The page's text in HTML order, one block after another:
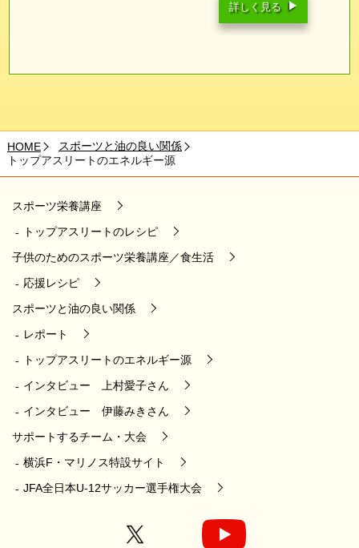
詳しく見る
HOME
スポーツと油の良い関係
トップアスリートのエネルギー源
スポーツ栄養講座
トップアスリートのレシピ
子供のためのスポーツ栄養講座／食生活
応援レシピ
スポーツと油の良い関係
レポート
トップアスリートのエネルギー源
インタビュー 上村愛子さん
インタビュー 伊藤みきさん
サポートするチーム・大会
横浜F・マリノス特設サイト
JFA全日本U-12サッカー選手権大会